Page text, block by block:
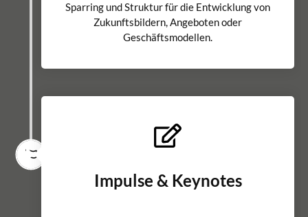
Sparring und Struktur für die Entwicklung von
Zukunftsbildern, Angeboten oder
Geschäftsmodellen.
Impulse & Keynotes